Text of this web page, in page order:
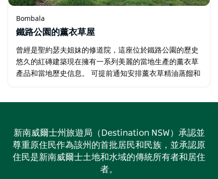
Bombala
鐵路公園的薰衣草屋
曾經是聖約瑟夫姐妹的修道院，這座位於鐵路公園的歷史
悠久的紅磚建築現在擁有一系列美麗的當地生產的薰衣草
產品和當地歷史信息。 可提前通知安排薰衣草精油蒸餾和
新南威爾士州旅遊局（Destination NSW）承認並
尊重原住民作為該州的首批居民和民族，並承認原
住民是新南威爾士土地和水域的傳統所有者和居住
者。